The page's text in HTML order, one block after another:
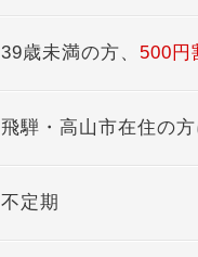
39歳未満の方、 500円
飛騨・高山市在住の方
不定期